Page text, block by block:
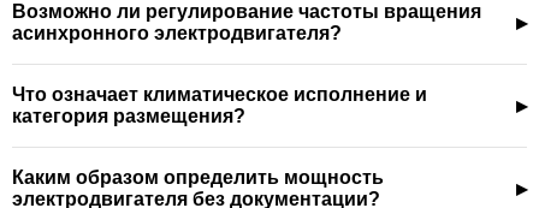
Возможно ли регулирование частоты вращения
асинхронного электродвигателя?
Что означает климатическое исполнение и
категория размещения?
Каким образом определить мощность
электродвигателя без документации?